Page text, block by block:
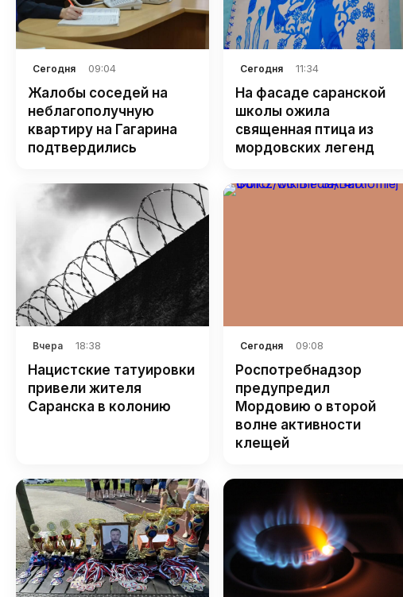
Сегодня 09:04
Жалобы соседей на
неблагополучную
квартиру на Гагарина
подтвердились
Сегодня 11:34
На фасаде саранской
школы ожила
священная птица из
мордовских легенд
Вчера 18:38
Нацистские татуировки
привели жителя
Саранска в колонию
Сегодня 09:08
Роспотребнадзор
предупредил
Мордовию о второй
волне активности
клещей